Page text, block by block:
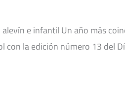
e infantil Un año más
con la edición número 13 del